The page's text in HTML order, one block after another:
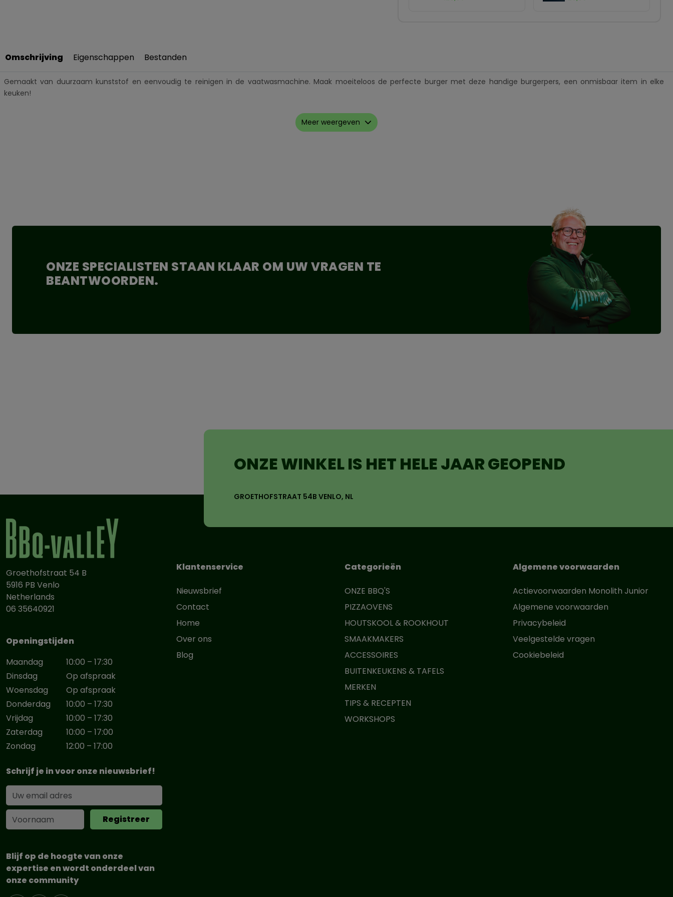
Omschrijving Eigenschappen Bestanden
Gemaakt van duurzaam kunststof en eenvoudig te reinigen in de vaatwasmachine. Maak moeiteloos de perfecte burger met deze handige burgerpers, een onmisbaar item in elke
keuken!
Meer weergeven
ONZE SPECIALISTEN STAAN KLAAR OM UW VRAGEN TE
BEANTWOORDEN.
ONZE WINKEL IS HET HELE JAAR GEOPEND
GROETHOFSTRAAT 54B VENLO, NL
Groethofstraat 54 B
5916 PB Venlo
Netherlands
06 35640921
Openingstijden
Maandag
10:00 – 17:30
Dinsdag
Op afspraak
Woensdag
Op afspraak
Donderdag
10:00 – 17:30
Vrijdag
10:00 – 17:30
Zaterdag
10:00 – 17:00
Zondag
12:00 – 17:00
Schrijf je in voor onze nieuwsbrief!
Blijf op de hoogte van onze
expertise en wordt onderdeel van
onze community
Klantenservice
Nieuwsbrief
Contact
Home
Over ons
Blog
Categorieën
ONZE BBQ'S
PIZZAOVENS
HOUTSKOOL & ROOKHOUT
SMAAKMAKERS
ACCESSOIRES
BUITENKEUKENS & TAFELS
MERKEN
TIPS & RECEPTEN
WORKSHOPS
Algemene voorwaarden
Actievoorwaarden Monolith Junior
Algemene voorwaarden
Privacybeleid
Veelgestelde vragen
Cookiebeleid